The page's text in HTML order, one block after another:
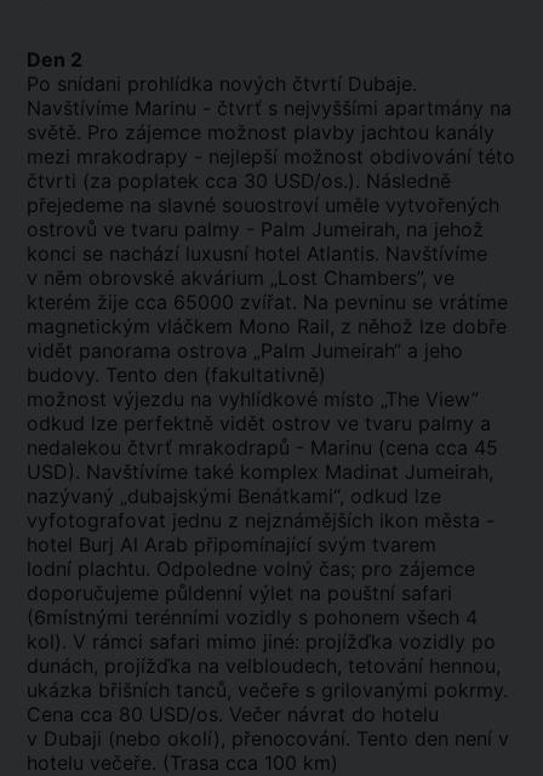
Den 2
Po snídani prohlídka nových čtvrtí Dubaje.
Navštívíme Marinu - čtvrť s nejvyššími apartmány na
světě. Pro zájemce možnost plavby jachtou kanály
mezi mrakodrapy - nejlepší možnost obdivování této
čtvrti (za poplatek cca 30 USD/os.). Následně
přejedeme na slavné souostroví uměle vytvořených
ostrovů ve tvaru palmy - Palm Jumeirah, na jehož
konci se nachází luxusní hotel Atlantis. Navštívíme
v něm obrovské akvárium „Lost Chambers”, ve
kterém žije cca 65000 zvířat. Na pevninu se vrátíme
magnetickým vláčkem Mono Rail, z něhož lze dobře
vidět panorama ostrova „Palm Jumeirah“ a jeho
budovy. Tento den (fakultativně)
možnost výjezdu na vyhlídkové místo „The View”
odkud lze perfektně vidět ostrov ve tvaru palmy a
nedalekou čtvrť mrakodrapů - Marinu (cena cca 45
USD). Navštívíme také komplex Madinat Jumeirah,
nazývaný „dubajskými Benátkami“, odkud lze
vyfotografovat jednu z nejznámějších ikon města -
hotel Burj Al Arab připomínající svým tvarem
lodní plachtu. Odpoledne volný čas; pro zájemce
doporučujeme půldenní výlet na pouštní safari
(6místnými terénními vozidly s pohonem všech 4
kol). V rámci safari mimo jiné: projížďka vozidly po
dunách, projížďka na velbloudech, tetování hennou,
ukázka břišních tanců, večeře s grilovanými pokrmy.
Cena cca 80 USD/os. Večer návrat do hotelu
v Dubaji (nebo okolí), přenocování. Tento den není v
hotelu večeře. (Trasa cca 100 km)